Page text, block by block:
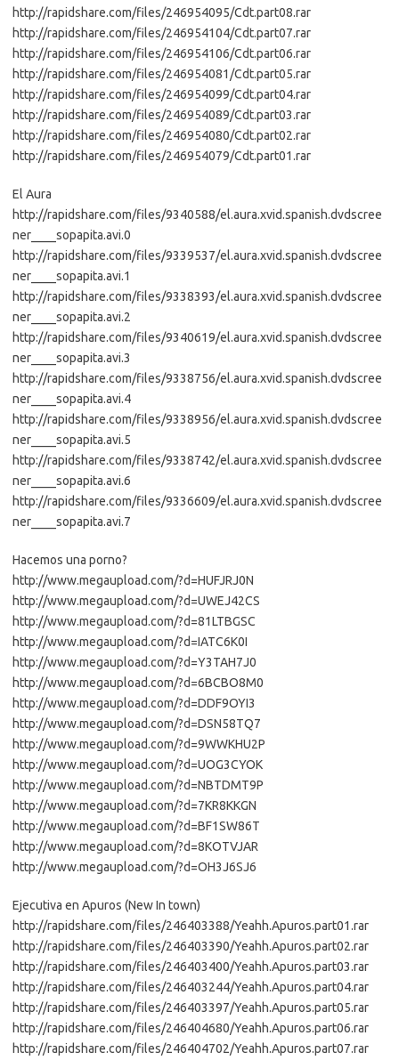
http://rapidshare.com/files/246954095/Cdt.part08.rar
http://rapidshare.com/files/246954104/Cdt.part07.rar
http://rapidshare.com/files/246954106/Cdt.part06.rar
http://rapidshare.com/files/246954081/Cdt.part05.rar
http://rapidshare.com/files/246954099/Cdt.part04.rar
http://rapidshare.com/files/246954089/Cdt.part03.rar
http://rapidshare.com/files/246954080/Cdt.part02.rar
http://rapidshare.com/files/246954079/Cdt.part01.rar
El Aura
http://rapidshare.com/files/9340588/el.aura.xvid.spanish.dvdscree
ner____sopapita.avi.0
http://rapidshare.com/files/9339537/el.aura.xvid.spanish.dvdscree
ner____sopapita.avi.1
http://rapidshare.com/files/9338393/el.aura.xvid.spanish.dvdscree
ner____sopapita.avi.2
http://rapidshare.com/files/9340619/el.aura.xvid.spanish.dvdscree
ner____sopapita.avi.3
http://rapidshare.com/files/9338756/el.aura.xvid.spanish.dvdscree
ner____sopapita.avi.4
http://rapidshare.com/files/9338956/el.aura.xvid.spanish.dvdscree
ner____sopapita.avi.5
http://rapidshare.com/files/9338742/el.aura.xvid.spanish.dvdscree
ner____sopapita.avi.6
http://rapidshare.com/files/9336609/el.aura.xvid.spanish.dvdscree
ner____sopapita.avi.7
Hacemos una porno?
http://www.megaupload.com/?d=HUFJRJ0N
http://www.megaupload.com/?d=UWEJ42CS
http://www.megaupload.com/?d=81LTBGSC
http://www.megaupload.com/?d=IATC6K0I
http://www.megaupload.com/?d=Y3TAH7J0
http://www.megaupload.com/?d=6BCBO8M0
http://www.megaupload.com/?d=DDF9OYI3
http://www.megaupload.com/?d=DSN58TQ7
http://www.megaupload.com/?d=9WWKHU2P
http://www.megaupload.com/?d=UOG3CYOK
http://www.megaupload.com/?d=NBTDMT9P
http://www.megaupload.com/?d=7KR8KKGN
http://www.megaupload.com/?d=BF1SW86T
http://www.megaupload.com/?d=8KOTVJAR
http://www.megaupload.com/?d=OH3J6SJ6
Ejecutiva en Apuros (New In town)
http://rapidshare.com/files/246403388/Yeahh.Apuros.part01.rar
http://rapidshare.com/files/246403390/Yeahh.Apuros.part02.rar
http://rapidshare.com/files/246403400/Yeahh.Apuros.part03.rar
http://rapidshare.com/files/246403244/Yeahh.Apuros.part04.rar
http://rapidshare.com/files/246403397/Yeahh.Apuros.part05.rar
http://rapidshare.com/files/246404680/Yeahh.Apuros.part06.rar
http://rapidshare.com/files/246404702/Yeahh.Apuros.part07.rar